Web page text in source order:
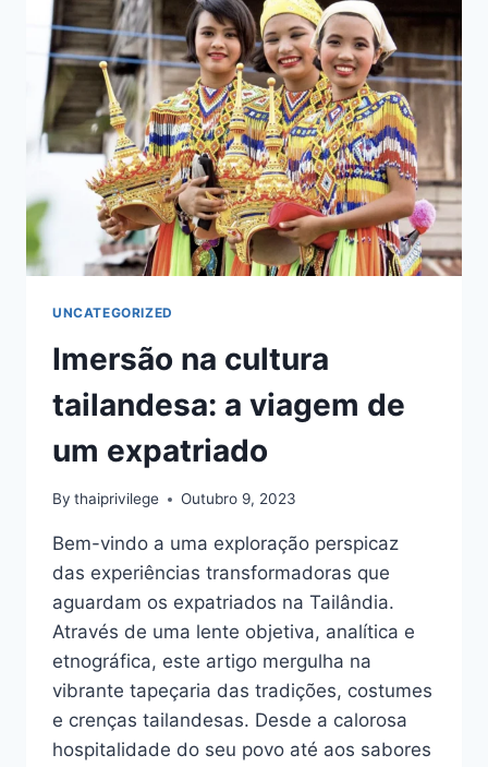
AVENTURA:
ABRAÇAR
O
ESTILO
DE
VIDA
NÓMADA
DIGITAL
NA
TAILÂNDIA
UNCATEGORIZED
Imersão na cultura
tailandesa: a viagem de
um expatriado
By thaiprivilege Outubro 9, 2023
Bem-vindo a uma exploração perspicaz
das experiências transformadoras que
aguardam os expatriados na Tailândia.
Através de uma lente objetiva, analítica e
etnográfica, este artigo mergulha na
vibrante tapeçaria das tradições, costumes
e crenças tailandesas. Desde a calorosa
hospitalidade do seu povo até aos sabores